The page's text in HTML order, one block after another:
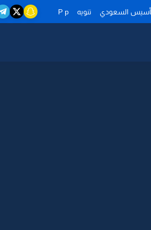
السعودي تنويه P p